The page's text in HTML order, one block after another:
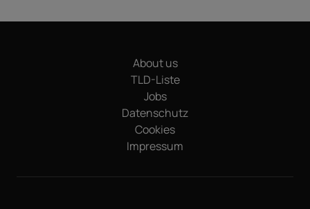
About us
TLD-Liste
Jobs
Datenschutz
Cookies
Impressum